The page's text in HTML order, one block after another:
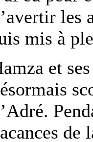
les
mis à
et
de